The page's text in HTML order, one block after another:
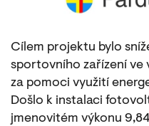
Cílem projektu bylo
sportovního zařízení ve
za pomoci využití
Došlo k instalaci
jmenovitém výkonu